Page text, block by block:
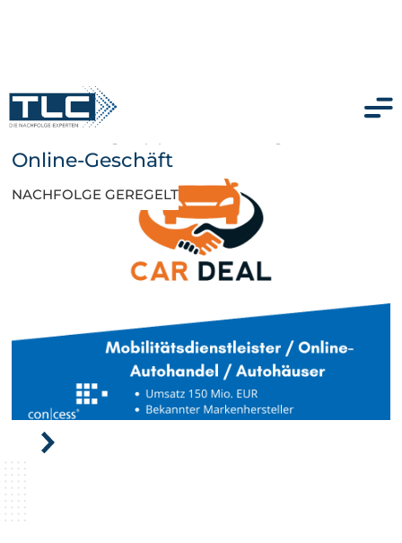
Autohausgruppe mit erfolgreichem
Online-Geschäft
NACHFOLGE GEREGELT